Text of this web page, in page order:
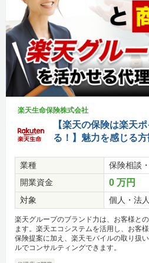
楽天生命保険株式会社
【楽天の保険は楽天
る！】魅力を感じる方
業種
保険相談
開業資金
0 万円
対象 個人・法人
楽天グループのブランド力は、お客様と
ます。楽天エコシステムを活用し、お客
保険提案に加え、楽天モバイルの取り扱
ルでコンサルティングできます。